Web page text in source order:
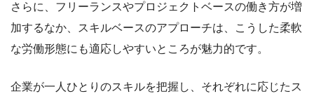
さらに、フリーランスやプロジェクトベースの働き方が増
加するなか、スキルベースのアプローチは、こうした柔軟
な労働形態にも適応しやすいところが魅力的です。
企業が一人ひとりのスキルを把握し、それぞれに応じたス